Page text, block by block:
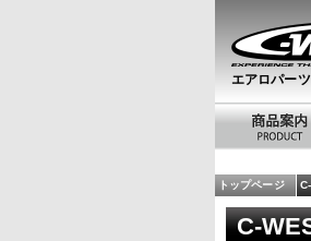
エアロパー
トップページ
C-